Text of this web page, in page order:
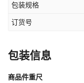
包装规格
订货号
包装信息
商品件重尺